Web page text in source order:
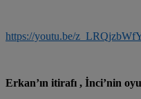
https://youtu.be/
Erkan’ın itirafı , İnci’nin